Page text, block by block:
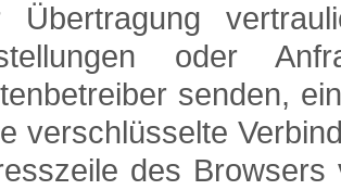
Übertragung
oder
senden,
verschlüsselte
des Browsers